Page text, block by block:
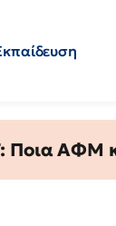
Ποια ΑΦΜ